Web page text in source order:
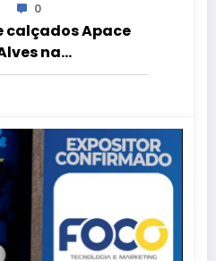
0
calçados Apace
na